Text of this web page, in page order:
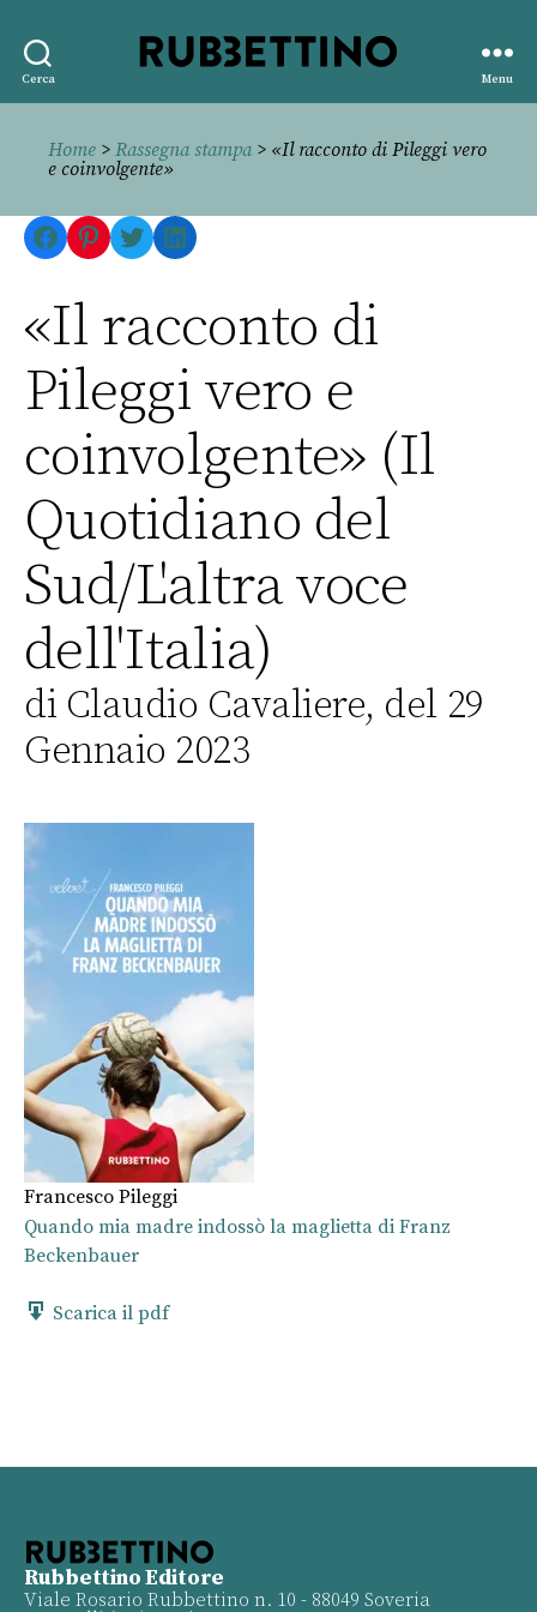
Cerca
editore
Menu
Home > Rassegna stampa> «Il racconto di Pileggi vero
e coinvolgente»
Facebook
Pinterest
TwitterLinkedIn
«Il racconto di
Pileggi vero e
coinvolgente» (Il
Quotidiano del
Sud/L'altra voce
dell'Italia)
di Claudio Cavaliere, del 29
Gennaio 2023
Francesco Pileggi
Quando mia madre indossò la maglietta di Franz
Beckenbauer
Scarica il pdf
Rubbettino Editore
Viale Rosario Rubbettino n. 10 - 88049 Soveria